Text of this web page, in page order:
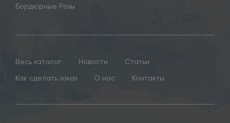
Бордюрные Розы
Весь каталог Новости
Статьи
Как сделать заказ
О нас Контакты